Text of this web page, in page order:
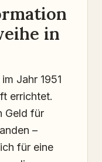
in
Jahr 1951
errichtet.
Geld für
–
für eine